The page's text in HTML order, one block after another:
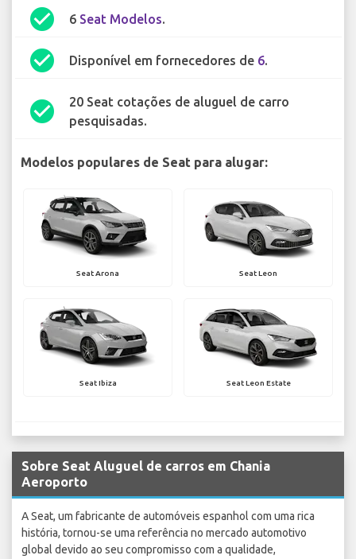
check_circle 6 Seat Modelos.
check_circle Disponível em fornecedores de 6.
check_circle
20 Seat cotações de aluguel de carro
pesquisadas.
Modelos populares de Seat para alugar:
Seat Arona Seat Leon
Seat Ibiza Seat Leon Estate
Sobre Seat Aluguel de carros em Chania
Aeroporto
A Seat, um fabricante de automóveis espanhol com uma rica
história, tornou-se uma referência no mercado automotivo
global devido ao seu compromisso com a qualidade,